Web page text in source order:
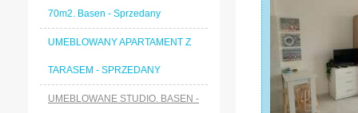
70m2. Basen - Sprzedany
UMEBLOWANY APARTAMENT Z
TARASEM - SPRZEDANY
UMEBLOWANE STUDIO. BASEN -